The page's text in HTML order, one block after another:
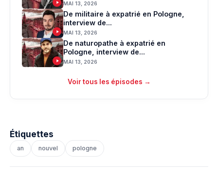
MAI 13, 2026
De militaire à expatrié en Pologne,
interview de...
MAI 13, 2026
De naturopathe à expatrié en
Pologne, interview de...
MAI 13, 2026
Voir tous les épisodes →
Étiquettes
an nouvel pologne